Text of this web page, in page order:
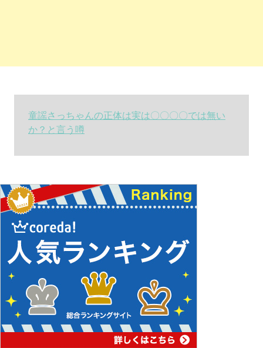
童謡さっちゃんの正体は実は〇〇〇〇では無い
か？と言う噂